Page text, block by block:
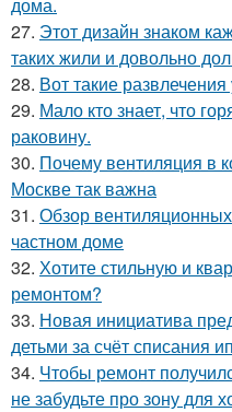
27. Этот дизайн знаком
таких жили и довольно
28. Вот такие
29. Мало кто знает, что
раковину.
30. Почему вентиляция в
Москве так важна
31. Обзор
частном доме
32. Хотите стильную и
ремонтом?
33. Новая инициатива
детьми за счёт списания
34. Чтобы ремонт
не забудьте про зону для